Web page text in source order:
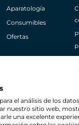
Aparatología
Consumibles
Ofertas
el análisis de los
nuestro sitio web,
una excelente